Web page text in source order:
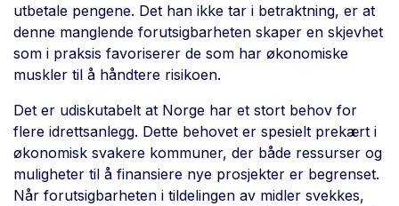
utbetale pengene. Det han ikke tar i betraktning, er at
denne manglende forutsigbarheten skaper en skjevhet
som i praksis favoriserer de som har økonomiske
muskler til å håndtere risikoen.
Det er udiskutabelt at Norge har et stort behov for
flere idrettsanlegg. Dette behovet er spesielt prekært i
økonomisk svakere kommuner, der både ressurser og
muligheter til å finansiere nye prosjekter er begrenset.
Når forutsigbarheten i tildelingen av midler svekkes,